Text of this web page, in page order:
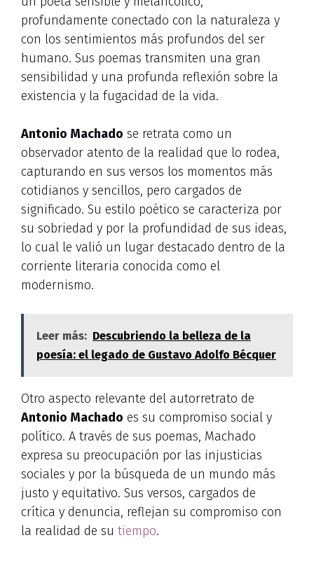
profundamente conectado con la naturaleza y
con los sentimientos más profundos del ser
humano. Sus poemas transmiten una gran
sensibilidad y una profunda reflexión sobre la
existencia y la fugacidad de la vida.
Antonio Machado se retrata como un
observador atento de la realidad que lo rodea,
capturando en sus versos los momentos más
cotidianos y sencillos, pero cargados de
significado. Su estilo poético se caracteriza por
su sobriedad y por la profundidad de sus ideas,
lo cual le valió un lugar destacado dentro de la
corriente literaria conocida como el
modernismo.
Leer más: Descubriendo la belleza de la
poesía: el legado de Gustavo Adolfo Bécquer
Otro aspecto relevante del autorretrato de
Antonio Machado es su compromiso social y
político. A través de sus poemas, Machado
expresa su preocupación por las injusticias
sociales y por la búsqueda de un mundo más
justo y equitativo. Sus versos, cargados de
crítica y denuncia, reflejan su compromiso con
la realidad de su tiempo.